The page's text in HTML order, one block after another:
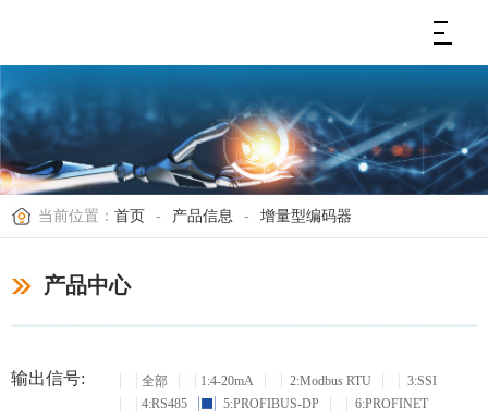
当前位置： 首页 - 产品信息 - 增量型编码器
产品中心
输出信号: 全部 1:4-20mA 2:Modbus RTU
3:SSI
4:RS485
5:PROFIBUS-DP
6:PROFINET